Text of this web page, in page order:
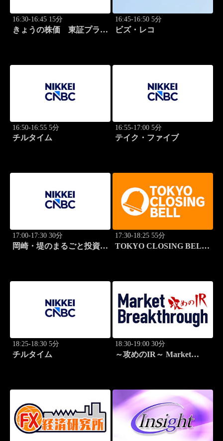
16:30-16:45 15分
きょうの株価 東証プライ
16:45-16:50 5分
ビズ・レコ
16:50-16:55 5分
チルタイム
16:55-17:00 5分
テイク・ファイブ
17:00-17:30 30分
岡崎・堤のまるごと投資道
17:30-18:25 55分
TOKYO CLOSING BELL
18:25-18:30 5分
チルタイム
18:30-19:00 30分
～攻めのIR～ Market